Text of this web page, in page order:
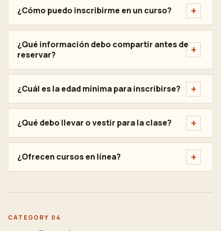
¿Cómo puedo inscribirme en un curso?
¿Qué información debo compartir antes de
reservar?
¿Cuál es la edad mínima para inscribirse?
¿Qué debo llevar o vestir para la clase?
¿Ofrecen cursos en línea?
CATEGORY 04